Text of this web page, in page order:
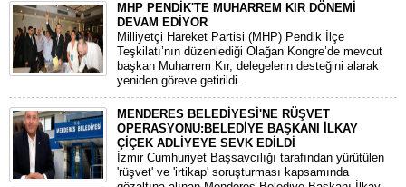
MHP PENDİK'TE MUHARREM KIR DÖNEMİ
DEVAM EDİYOR
​Milliyetçi Hareket Partisi (MHP) Pendik İlçe
Teşkilatı’nın düzenlediği Olağan Kongre’de mevcut
başkan Muharrem Kır, delegelerin desteğini alarak
yeniden göreve getirildi.
MENDERES BELEDİYESİ'NE RÜŞVET
OPERASYONU:BELEDİYE BAŞKANI İLKAY
ÇİÇEK ADLİYEYE SEVK EDİLDİ
​İzmir Cumhuriyet Başsavcılığı tarafından yürütülen
'rüşvet' ve 'irtikap' soruşturması kapsamında